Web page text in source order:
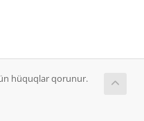
hüquqlar qorunur.